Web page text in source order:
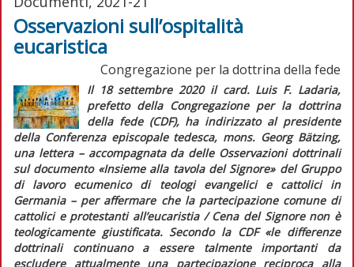
Osservazioni sull’ospitalità
eucaristica
Congregazione per la dottrina della fede
Il 18 settembre 2020 il card. Luis F. Ladaria,
prefetto della Congregazione per la dottrina
della fede (CDF), ha indirizzato al presidente
della Conferenza episcopale tedesca, mons. Georg Bätzing,
una lettera – accompagnata da delle Osservazioni dottrinali
sul documento «Insieme alla tavola del Signore» del Gruppo
di lavoro ecumenico di teologi evangelici e cattolici in
Germania – per affermare che la partecipazione comune di
cattolici e protestanti all’eucaristia / Cena del Signore non è
teologicamente giustificata. Secondo la CDF «le differenze
dottrinali continuano a essere talmente importanti da
escludere attualmente una partecipazione reciproca alla